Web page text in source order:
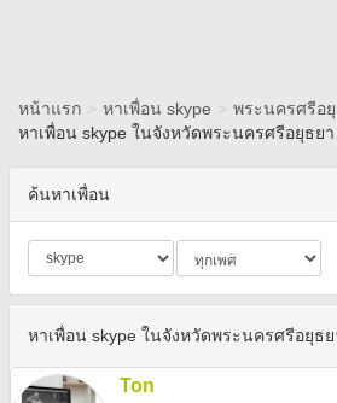
หน้าแรก > หาเพื่อน skype > พระนครศรีอ
หาเพื่อน skype ในจังหวัดพระนครศรีอยุธยา
ค้นหาเพื่อน
หาเพื่อน skype ในจังหวัดพระนครศรีอยุธย
Ton